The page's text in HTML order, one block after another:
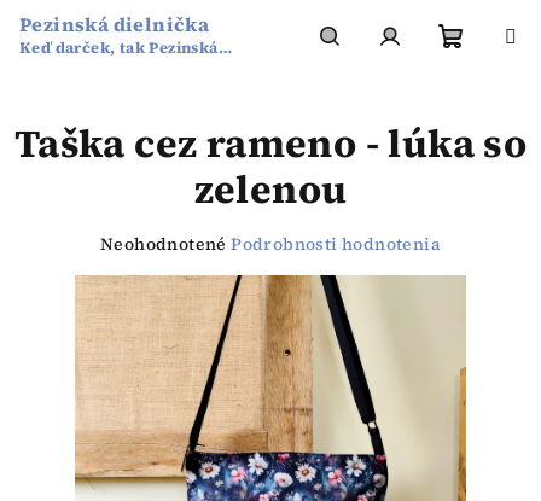
na
obsah
Pezinská dielnička
Keď darček, tak Pezinská
košík
Taška cez rameno - lúka so
zelenou
Priemerné
produktu
je
0,0
z
5
hviezdičiek.
Neohodnotené Podrobnosti hodnotenia